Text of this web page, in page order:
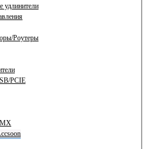
удлинители
Роутеры
PCIE